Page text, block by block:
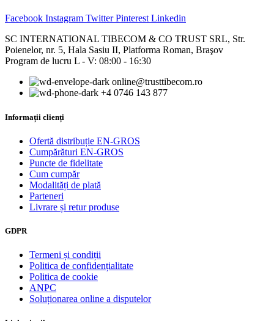
Facebook Instagram Twitter Pinterest Linkedin
SC INTERNATIONAL TIBECOM & CO TRUST SRL, Str.
Poienelor, nr. 5, Hala Sasiu II, Platforma Roman, Braşov
Program de lucru L - V: 08:00 - 16:30
online@trusttibecom.ro
+4 0746 143 877
Informații clienți
Ofertă distribuție EN-GROS
Cumpărături EN-GROS
Puncte de fidelitate
Cum cumpăr
Modalități de plată
Parteneri
Livrare și retur produse
GDPR
Termeni și condiții
Politica de confidențialitate
Politica de cookie
ANPC
Soluționarea online a disputelor